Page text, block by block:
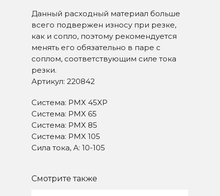
Данный расходный материал больше
всего подвержен износу при резке,
как и сопло, поэтому рекомендуется
менять его обязательно в паре с
соплом, соответствующим силе тока
резки.
Артикул: 220842
Система: PMX 45XP
Система: PMX 65
Система: PMX 85
Система: PMX 105
Сила тока, А: 10-105
Смотрите также
СВЯЖИТЕСЬ С НАМИ